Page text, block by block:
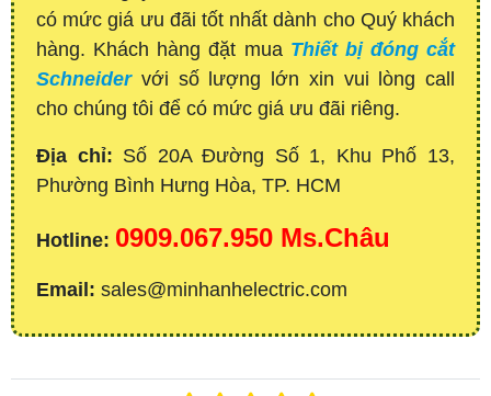
có mức giá ưu đãi tốt nhất dành cho Quý khách
hàng. Khách hàng đặt mua Thiết bị đóng cắt
Schneider với số lượng lớn xin vui lòng call
cho chúng tôi để có mức giá ưu đãi riêng.
Địa chỉ: Số 20A Đường Số 1, Khu Phố 13,
Phường Bình Hưng Hòa, TP. HCM
Hotline: 0909.067.950 Ms.Châu
Email: sales@minhanhelectric.com